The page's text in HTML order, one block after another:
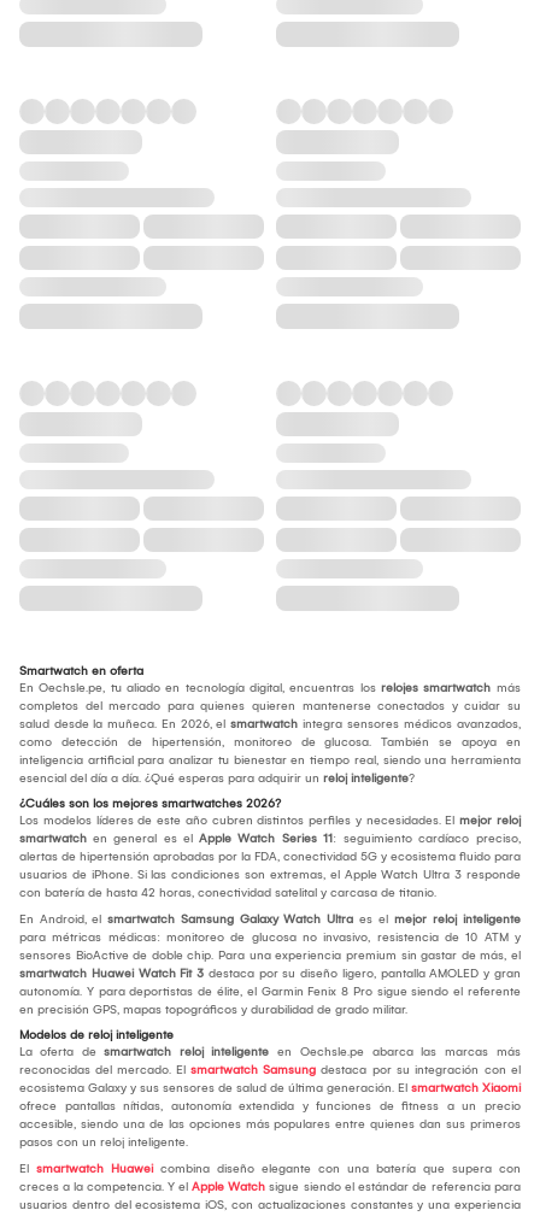
Smartwatch en oferta
En Oechsle.pe, tu aliado en tecnología digital, encuentras los relojes smartwatch más
completos del mercado para quienes quieren mantenerse conectados y cuidar su
salud desde la muñeca. En 2026, el smartwatch integra sensores médicos avanzados,
como detección de hipertensión, monitoreo de glucosa. También se apoya en
inteligencia artificial para analizar tu bienestar en tiempo real, siendo una herramienta
esencial del día a día. ¿Qué esperas para adquirir un reloj inteligente?
¿Cuáles son los mejores smartwatches 2026?
Los modelos líderes de este año cubren distintos perfiles y necesidades. El mejor reloj
smartwatch en general es el Apple Watch Series 11: seguimiento cardíaco preciso,
alertas de hipertensión aprobadas por la FDA, conectividad 5G y ecosistema fluido para
usuarios de iPhone. Si las condiciones son extremas, el Apple Watch Ultra 3 responde
con batería de hasta 42 horas, conectividad satelital y carcasa de titanio.
En Android, el smartwatch Samsung Galaxy Watch Ultra es el mejor reloj inteligente
para métricas médicas: monitoreo de glucosa no invasivo, resistencia de 10 ATM y
sensores BioActive de doble chip. Para una experiencia premium sin gastar de más, el
smartwatch Huawei Watch Fit 3 destaca por su diseño ligero, pantalla AMOLED y gran
autonomía. Y para deportistas de élite, el Garmin Fenix 8 Pro sigue siendo el referente
en precisión GPS, mapas topográficos y durabilidad de grado militar.
Modelos de reloj inteligente
La oferta de smartwatch reloj inteligente en Oechsle.pe abarca las marcas más
reconocidas del mercado. El smartwatch Samsung destaca por su integración con el
ecosistema Galaxy y sus sensores de salud de última generación. El smartwatch Xiaomi
ofrece pantallas nítidas, autonomía extendida y funciones de fitness a un precio
accesible, siendo una de las opciones más populares entre quienes dan sus primeros
pasos con un reloj inteligente.
El smartwatch Huaweicombina diseño elegante con una batería que supera con
creces a la competencia. Y el Apple Watch sigue siendo el estándar de referencia para
usuarios dentro del ecosistema iOS, con actualizaciones constantes y una experiencia